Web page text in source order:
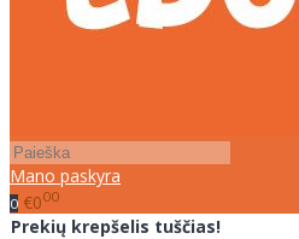
Mano paskyra
0 €000
Prekių krepšelis tuščias!